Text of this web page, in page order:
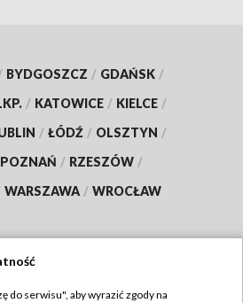
BYDGOSZCZ / GDAŃSK /
/ KATOWICE / KIELCE /
/ ŁÓDŹ / OLSZTYN /
POZNAŃ / RZESZÓW /
WARSZAWA / WROCŁAW
do serwisu", aby wyrazić zgody na